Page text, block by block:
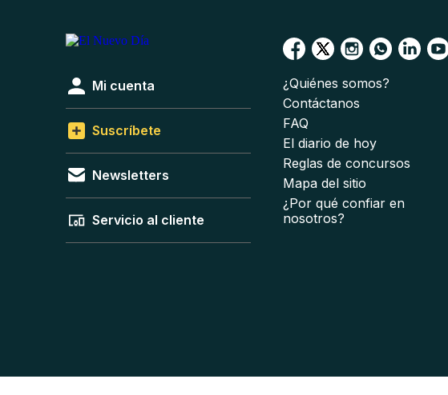
Mi cuenta
Suscríbete
Newsletters
Servicio al cliente
¿Quiénes somos?
Contáctanos
FAQ
El diario de hoy
Reglas de concursos
Mapa del sitio
¿Por qué confiar en
nosotros?